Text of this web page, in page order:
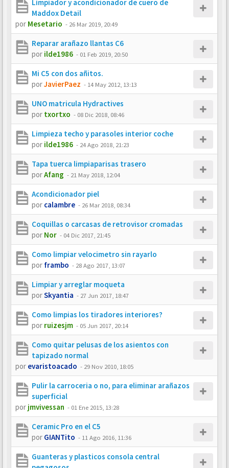
Limpiador y acondicionador de cuero de
Maddox Detail
por Mesetario - 26 Mar 2019, 20:49
Reparar arañazo llantas C6
por ilde1986 - 01 Feb 2019, 20:50
Mi C5 con dos añitos.
porJavierPaez - 14 May 2012, 13:13
UNO matricula Hydractives
por txortxo - 08 Dic 2018, 08:46
Limpieza techo y parasoles interior coche
por ilde1986 - 24 Ago 2018, 21:23
Tapa tuerca limpiaparisas trasero
porAfang - 21 May 2018, 12:04
Acondicionador piel
por calambre - 26 Mar 2018, 08:34
Coquillas o carcasas de retrovisor cromadas
por Nor - 04 Dic 2017, 21:45
Como limpiar velocimetro sin rayarlo
por frambo - 28 Ago 2017, 13:07
Limpiar y arreglar moqueta
porSkyantia - 27 Jun 2017, 18:47
Como limpias los tiradores interiores?
por ruizesjm - 05 Jun 2017, 20:14
Como quitar pelusas de los asientos con
tapizado normal
por evaristoacado - 29 Nov 2010, 18:05
Pulir la carroceria o no, para eliminar arañazos
superficial
por jmvivessan - 01 Ene 2015, 13:28
Ceramic Pro en el C5
por GIANTito - 11 Ago 2016, 11:36
Guanteras y plasticos consola central